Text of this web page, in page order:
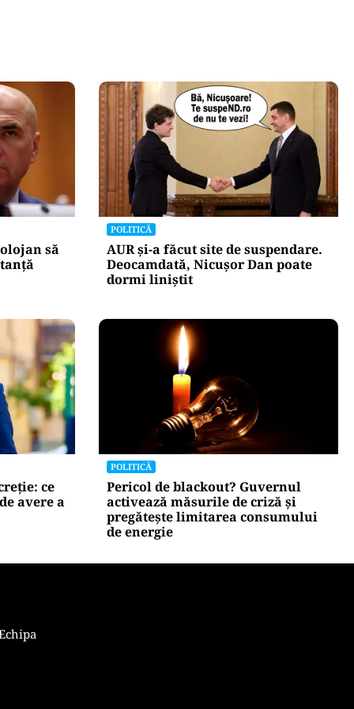
să
POLITICĂ
AUR și-a făcut site de suspendare.
Deocamdată, Nicușor Dan poate